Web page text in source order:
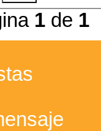
1 de 1